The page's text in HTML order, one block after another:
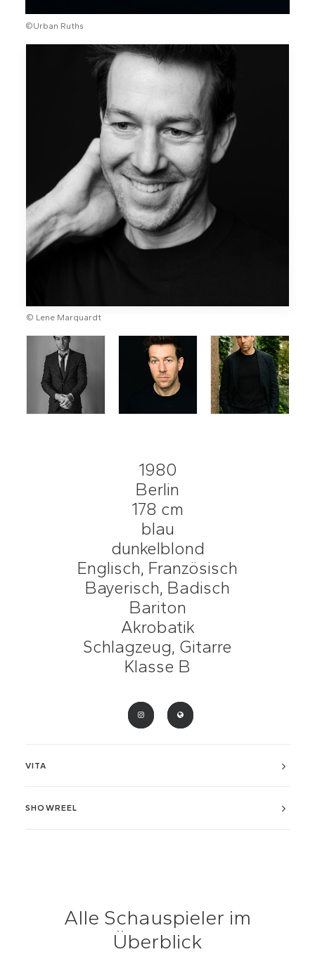
©Urban Ruths
© Lene Marquardt
1980
Berlin
178 cm
blau
dunkelblond
Englisch, Französisch
Bayerisch, Badisch
Bariton
Akrobatik
Schlagzeug, Gitarre
Klasse B
VITA
SHOWREEL
Alle Schauspieler im
Überblick